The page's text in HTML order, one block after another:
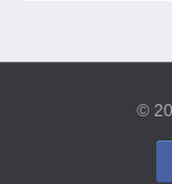
©